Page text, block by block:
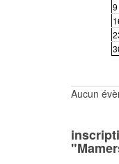
9
Aucun